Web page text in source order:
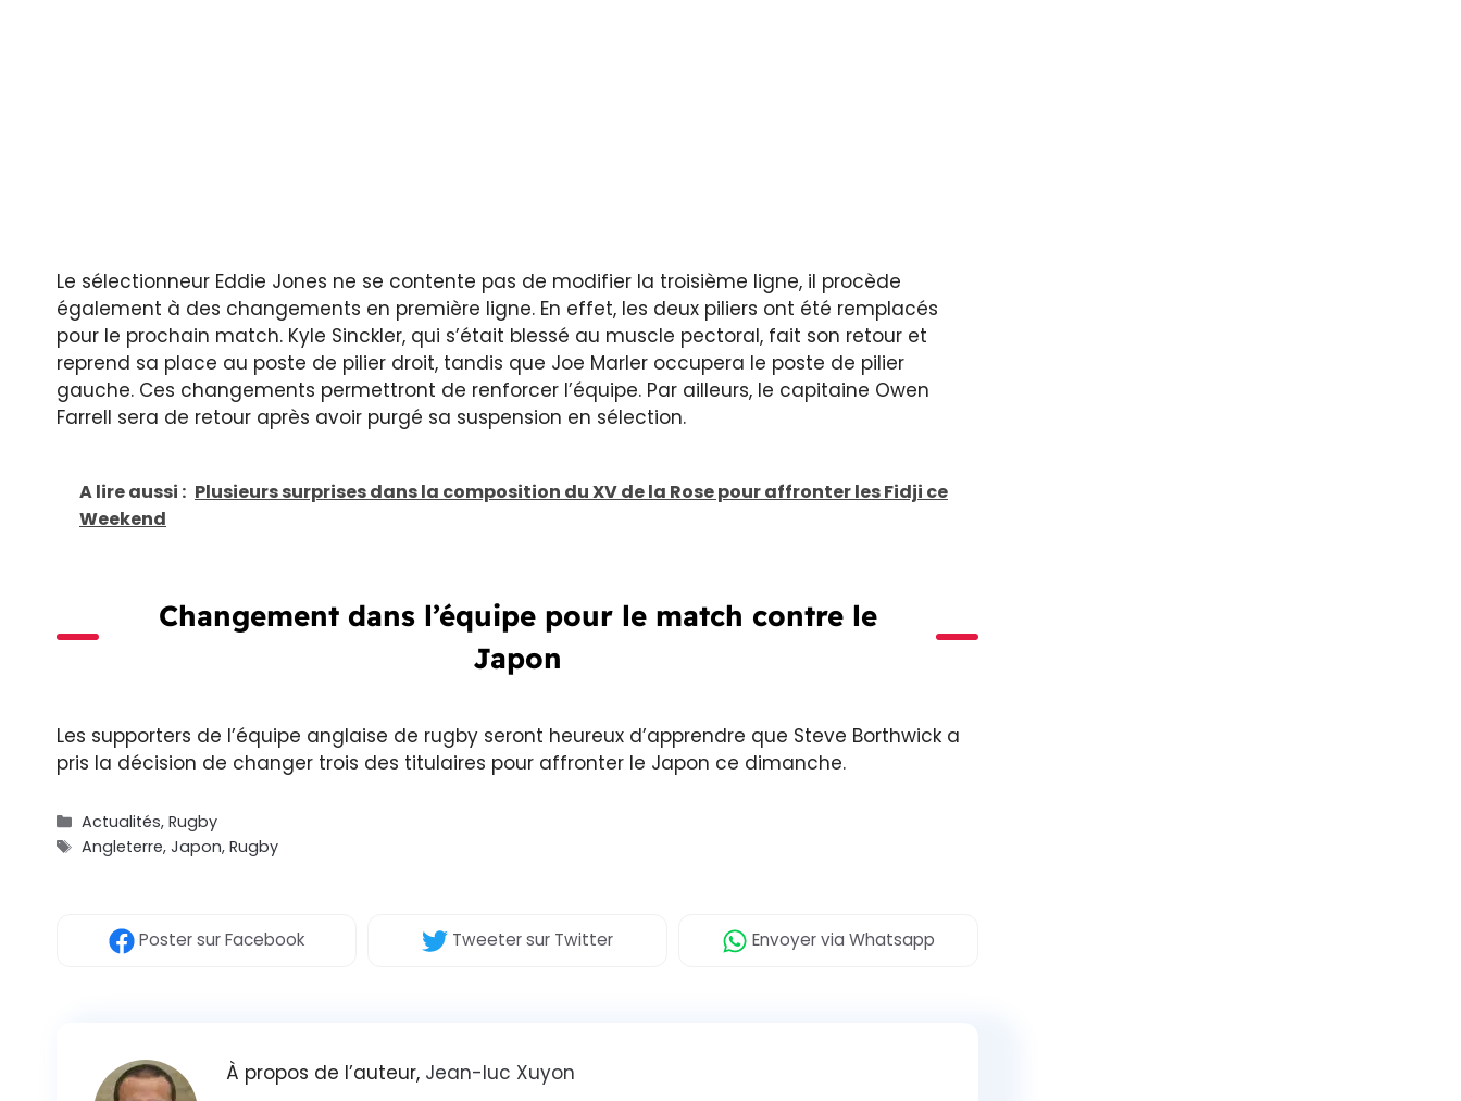
Le sélectionneur Eddie Jones ne se contente pas de modifier la troisième ligne, il procède
également à des changements en première ligne. En effet, les deux piliers ont été remplacés
pour le prochain match. Kyle Sinckler, qui s’était blessé au muscle pectoral, fait son retour et
reprend sa place au poste de pilier droit, tandis que Joe Marler occupera le poste de pilier
gauche. Ces changements permettront de renforcer l’équipe. Par ailleurs, le capitaine Owen
Farrell sera de retour après avoir purgé sa suspension en sélection.
A lire aussi : Plusieurs surprises dans la composition du XV de la Rose pour affronter les Fidji ce
Weekend
Changement dans l’équipe pour le match contre le
Japon
Les supporters de l’équipe anglaise de rugby seront heureux d’apprendre que Steve Borthwick a
pris la décision de changer trois des titulaires pour affronter le Japon ce dimanche.
Catégories
Actualités,Rugby
Étiquettes
Angleterre,Japon,Rugby
Postersur Facebook Tweetersur Twitter Envoyervia Whatsapp
À propos de l’auteur, Jean-luc Xuyon